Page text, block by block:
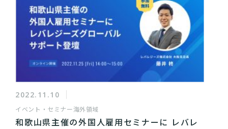
2022.11.10
イベント・セミナー海外領域
和歌山県主催の外国人雇用セミナーに レバレ